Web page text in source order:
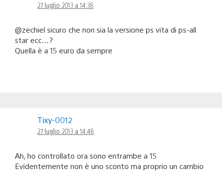
27 luglio 2013 a 14:38
@zechiel sicuro che non sia la versione ps vita di ps-all
star ecc…?
Quella è a 15 euro da sempre
Tixy-0012
27 luglio 2013 a 14:48
Ah, ho controllato ora sono entrambe a 15
Evidentemente non è uno sconto ma proprio un cambio